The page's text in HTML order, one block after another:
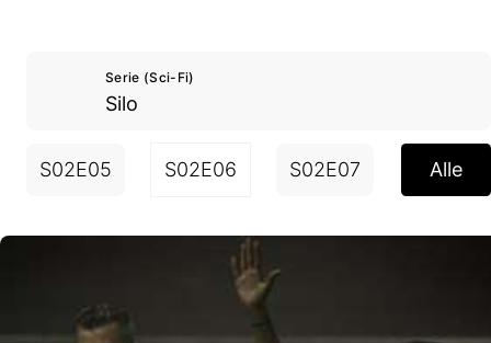
Serie (Sci-Fi)
Silo
S02E05 S02E06 S02E07 S02E08
Alle